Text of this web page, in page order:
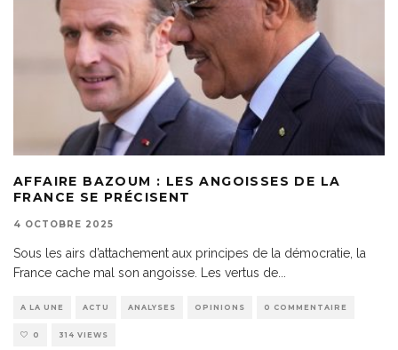
AFFAIRE BAZOUM : LES ANGOISSES DE LA
FRANCE SE PRÉCISENT
4 OCTOBRE 2025
Sous les airs d’attachement aux principes de la démocratie, la
France cache mal son angoisse. Les vertus de
A LA UNE ACTU ANALYSES OPINIONS 0 COMMENTAIRE
0 314 VIEWS